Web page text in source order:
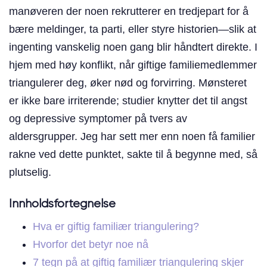
manøveren der noen rekrutterer en tredjepart for å
bære meldinger, ta parti, eller styre historien—slik at
ingenting vanskelig noen gang blir håndtert direkte. I
hjem med høy konflikt, når giftige familiemedlemmer
triangulerer deg, øker nød og forvirring. Mønsteret
er ikke bare irriterende; studier knytter det til angst
og depressive symptomer på tvers av
aldersgrupper. Jeg har sett mer enn noen få familier
rakne ved dette punktet, sakte til å begynne med, så
plutselig.
Innholdsfortegnelse
Hva er giftig familiær triangulering?
Hvorfor det betyr noe nå
7 tegn på at giftig familiær triangulering skjer